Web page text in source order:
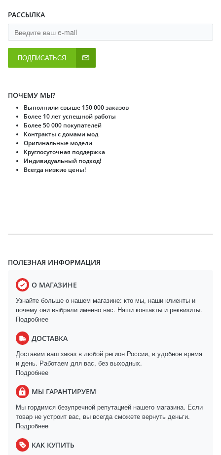
РАССЫЛКА
ПОДПИСАТЬСЯ
ПОЧЕМУ МЫ?
Выполнили свыше 150 000 заказов
Более 10 лет успешной работы
Более 50 000 покупателей
Контракты с домами мод
Оригинальные модели
Круглосуточная поддержка
Индивидуальный подход!
Всегда низкие цены!
ПОЛЕЗНАЯ ИНФОРМАЦИЯ
О МАГАЗИНЕ
Узнайте больше о нашем магазине: кто мы, наши клиенты и
почему они выбрали именно нас. Наши контакты и реквизиты.
Подробнее
ДОСТАВКА
Доставим ваш заказ в любой регион России, в удобное время
и день. Работаем для вас, без выходных.
Подробнее
МЫ ГАРАНТИРУЕМ
Мы гордимся безупречной репутацией нашего магазина. Если
товар не устроит вас, вы всегда сможете вернуть деньги.
Подробнее
КАК КУПИТЬ